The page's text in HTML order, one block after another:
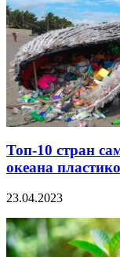
Топ-10 стран
океана
23.04.2023